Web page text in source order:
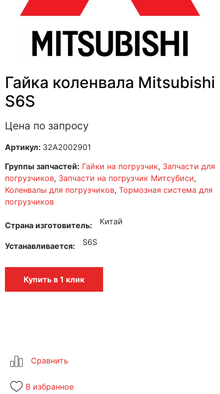
Гайка коленвала Mitsubishi
S6S
Цена по запросу
Артикул: 32A2002901
Группы запчастей: Гайки на погрузчик, Запчасти для
погрузчиков, Запчасти на погрузчик Митсубиси,
Коленвалы для погрузчиков, Тормозная система для
погрузчиков
Страна изготовитель Китай
Устанавливается S6S
Купить в 1 клик
В избранное